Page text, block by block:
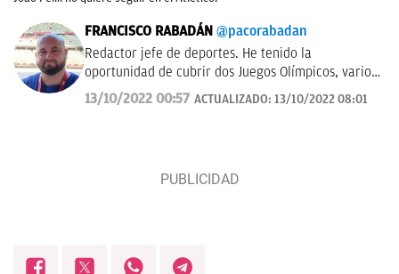
FRANCISCO RABADÁN @pacorabadan
Redactor jefe de deportes. He tenido la
oportunidad de cubrir dos Juegos Olímpicos, varios
Mundiales de distintas disciplinas y algún que otro
All-Star de la NBA con los Gasol. De Córdoba y sin
13/10/2022 00:57 ACTUALIZADO: 13/10/2022 08:01